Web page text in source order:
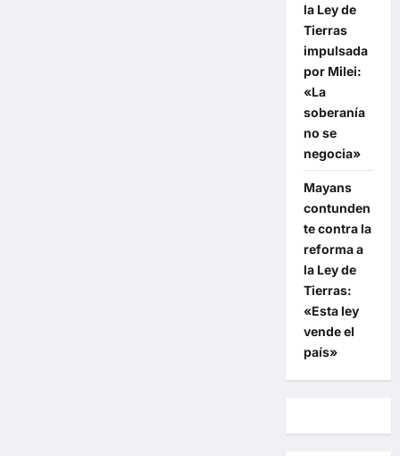
la Ley de
Tierras
impulsada
por Milei:
«La
soberanía
no se
negocia»
Mayans
contunden
te contra la
reforma a
la Ley de
Tierras:
«Esta ley
vende el
país»